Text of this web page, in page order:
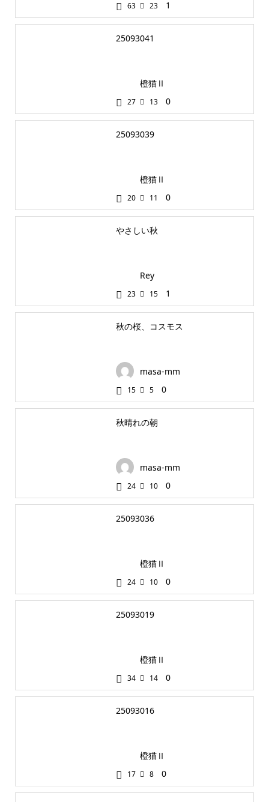
63 23 1
25093041
橙猫Ⅱ
27 13 0
25093039
橙猫Ⅱ
20 11 0
やさしい秋
Rey
23 15 1
秋の桜、コスモス
masa-mm
15 5 0
秋晴れの朝
masa-mm
24 10 0
25093036
橙猫Ⅱ
24 10 0
25093019
橙猫Ⅱ
34 14 0
25093016
橙猫Ⅱ
17 8 0